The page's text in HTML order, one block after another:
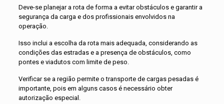
Deve-se planejar a rota de forma a evitar obstáculos e garantir a
segurança da carga e dos profissionais envolvidos na
operação.
Isso inclui a escolha da rota mais adequada, considerando as
condições das estradas e a presença de obstáculos, como
pontes e viadutos com limite de peso.
Verificar se a região permite o transporte de cargas pesadas é
importante, pois em alguns casos é necessário obter
autorização especial.